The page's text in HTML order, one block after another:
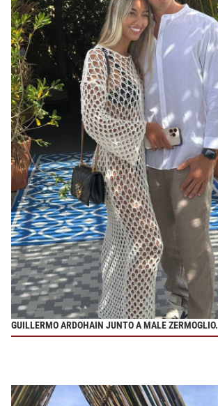
GUILLERMO ARDOHAIN JUNTO A MALE ZERMOGLIO.